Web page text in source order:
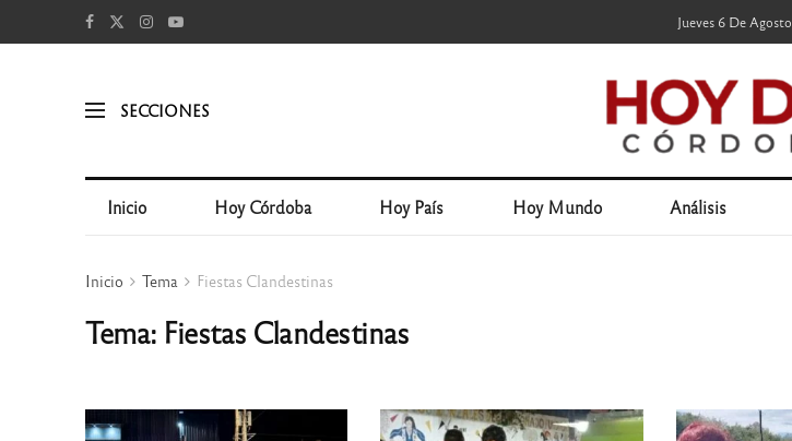
Jueves 6 De Agosto
SECCIONES
Inicio Hoy Córdoba Hoy País Hoy Mundo Análisis
Inicio Tema Fiestas Clandestinas
Tema: Fiestas Clandestinas